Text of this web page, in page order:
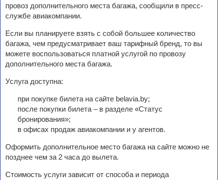
провоз дополнительного места багажа, сообщили в пресс-
службе авиакомпании.
Если вы планируете взять с собой большее количество
багажа, чем предусматривает ваш тарифный бренд, то вы
можете воспользоваться платной услугой по провозу
дополнительного места багажа.
Услуга доступна:
при покупке билета на сайте belavia.by;
после покупки билета – в разделе «Статус
бронирования»;
в офисах продаж авиакомпании и у агентов.
Оформить дополнительное место багажа на сайте можно не
позднее чем за 2 часа до вылета.
Стоимость услуги зависит от способа и периода